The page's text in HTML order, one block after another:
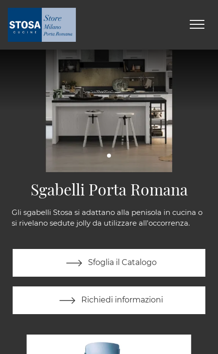
Sgabelli Porta Romana
Gli sgabelli Stosa si adattano alla penisola in cucina o
si rivelano sedute jolly da utilizzare all'occorrenza.
Sfoglia il Catalogo
Richiedi informazioni